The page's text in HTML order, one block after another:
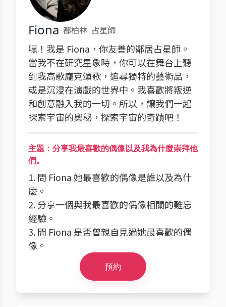
Fiona 都柏林 占星師
嘿！我是 Fiona，你友善的鄰居占星師。
當我不在研究星象時，你可以在舞台上聽
到我高歌龐克頌歌，追尋獨特的藝術品，
或是沉浸在演戲的世界中。我喜歡將叛逆
和創意融入我的一切。所以，讓我們一起
探索宇宙的奧秘，探索宇宙的奇蹟吧！
主題：分享我最喜歡的偶像以及我為什麼崇拜他
們。
1. 問 Fiona 她最喜歡的偶像是誰以及為什
麼。
2. 分享一個與我最喜歡的偶像相關的難忘
經驗。
3. 問 Fiona 是否曾親自見過她最喜歡的偶
像。
預約